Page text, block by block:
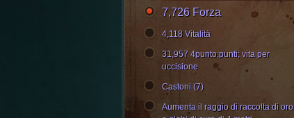
7,726 Forza
4,118 Vitalità
31,957 4punto:punti; vita per
uccisione
Castoni (7)
Aumenta il raggio di raccolta di oro